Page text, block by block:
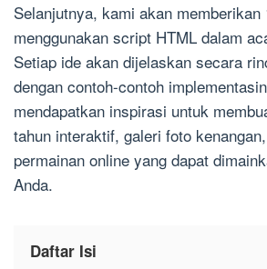
Selanjutnya, kami akan
menggunakan script HTML dalam
Setiap ide akan dijelaskan secara
dengan contoh-contoh
mendapatkan inspirasi untuk
tahun interaktif, galeri foto
permainan online yang dapat
Anda.
Daftar Isi